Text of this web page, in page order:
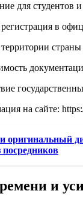
для студентов
в
страны
на сайте:
и